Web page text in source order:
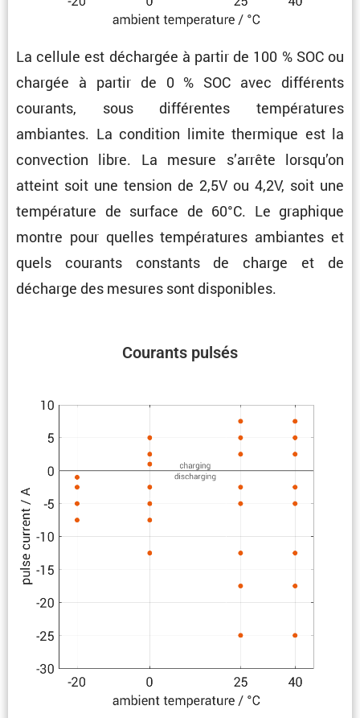
La cellule est déchargée à partir de 100 % SOC ou
chargée à partir de 0 % SOC avec diffé­rents
courants, sous diffé­rentes tempé­ra­tures
ambiantes. La condi­tion limite thermique est la
convec­tion libre. La mesure s’arrête lorsqu’on
atteint soit une tension de 2,5V ou 4,2V, soit une
tempé­ra­ture de surface de 60°C. Le graphique
montre pour quelles tempé­ra­tures ambiantes et
quels courants constants de charge et de
décharge des mesures sont disponibles.
Courants pulsés